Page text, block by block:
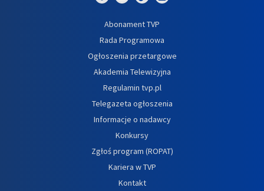
Abonament TVP
Rada Programowa
Ogłoszenia przetargowe
Akademia Telewizyjna
Regulamin tvp.pl
Telegazeta ogłoszenia
Informacje o nadawcy
Konkursy
Zgłoś program (ROPAT)
Kariera w TVP
Kontakt